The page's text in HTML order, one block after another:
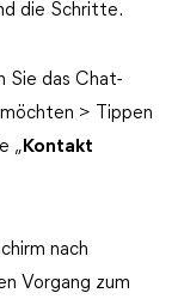
die Schritte.
Sie das Chat-
> Tippen
„ Kontakt
nach
Vorgang zum